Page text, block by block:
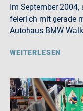
Im September 2004,
feierlich mit gerade
Autohaus BMW
WEITERLESEN